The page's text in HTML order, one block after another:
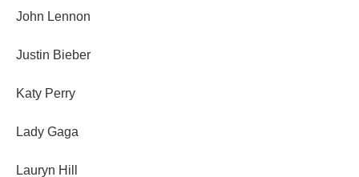
John Lennon
Justin Bieber
Katy Perry
Lady Gaga
Lauryn Hill